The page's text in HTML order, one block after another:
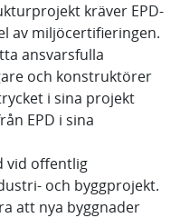
kräver EPD-
av miljöcertifieringen.
ansvarsfulla
och konstruktörer
i sina projekt
EPD i sina
vid offentlig
och byggprojekt.
att nya byggnader